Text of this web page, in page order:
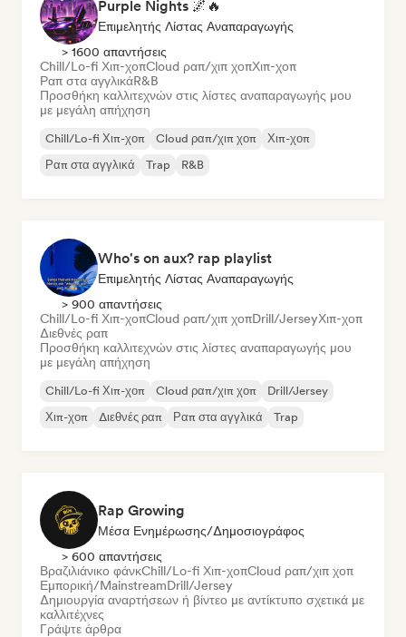
Purple Nights 🌌🔥
Επιμελητής Λίστας Αναπαραγωγής
> 1600 απαντήσεις
Chill/Lo-fi Χιπ-χοπCloud ραπ/χιπ χοπΧιπ-χοπ
Ραπ στα αγγλικάR&B
Προσθήκη καλλιτεχνών στις λίστες αναπαραγωγής μου
με μεγάλη απήχηση
Chill/Lo-fi Χιπ-χοπ Cloud ραπ/χιπ χοπ
Χιπ-χοπ
Ραπ στα αγγλικά
Trap R&B
Who's on aux? rap playlist
Επιμελητής Λίστας Αναπαραγωγής
> 900 απαντήσεις
Chill/Lo-fi Χιπ-χοπCloud ραπ/χιπ χοπDrill/JerseyΧιπ-χοπ
Διεθνές ραπ
Προσθήκη καλλιτεχνών στις λίστες αναπαραγωγής μου
με μεγάλη απήχηση
Chill/Lo-fi Χιπ-χοπ Cloud ραπ/χιπ χοπ
Drill/Jersey
Χιπ-χοπ
Διεθνές ραπ Ραπ στα αγγλικά Trap
Rap Growing
Μέσα Ενημέρωσης/Δημοσιογράφος
> 600 απαντήσεις
Βραζιλιάνικο φάνκChill/Lo-fi Χιπ-χοπCloud ραπ/χιπ χοπ
Εμπορική/MainstreamDrill/Jersey
Δημιουργία αναρτήσεων ή βίντεο με αντίκτυπο σχετικά με
καλλιτέχνες
Γράψτε άρθρα